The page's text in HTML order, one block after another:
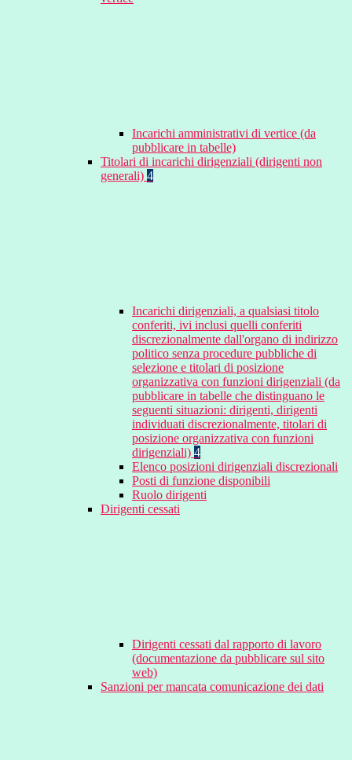
Incarichi amministrativi di vertice (da
pubblicare in tabelle)
Titolari di incarichi dirigenziali (dirigenti non
generali) 4
Incarichi dirigenziali, a qualsiasi titolo
conferiti, ivi inclusi quelli conferiti
discrezionalmente dall'organo di indirizzo
politico senza procedure pubbliche di
selezione e titolari di posizione
organizzativa con funzioni dirigenziali (da
pubblicare in tabelle che distinguano le
seguenti situazioni: dirigenti, dirigenti
individuati discrezionalmente, titolari di
posizione organizzativa con funzioni
dirigenziali) 4
Elenco posizioni dirigenziali discrezionali
Posti di funzione disponibili
Ruolo dirigenti
Dirigenti cessati
Dirigenti cessati dal rapporto di lavoro
(documentazione da pubblicare sul sito
web)
Sanzioni per mancata comunicazione dei dati